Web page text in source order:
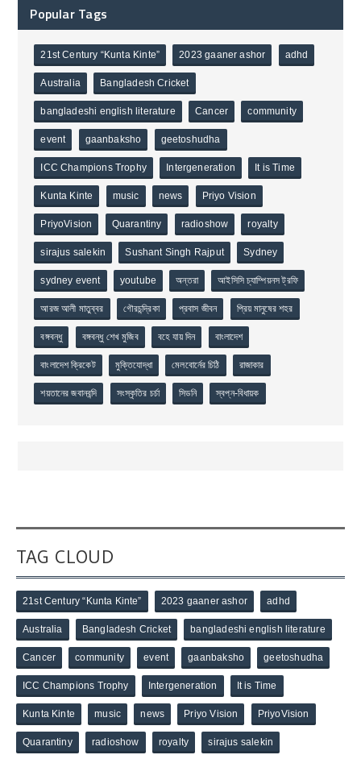
Popular Tags
21st Century “Kunta Kinte” 2023 gaaner ashor adhd
Australia Bangladesh Cricket
bangladeshi english literature Cancer community
event gaanbaksho geetoshudha
ICC Champions Trophy Intergeneration It is Time
Kunta Kinte music news Priyo Vision
PriyoVision Quarantiny radioshow royalty
sirajus salekin Sushant Singh Rajput Sydney
sydney event youtube অন্তরা আইসিসি চ্যাম্পিয়নস ট্রফি
আরজ আলী মাতুব্বর গৌরচন্দ্রিকা প্রবাস জীবন প্রিয় মানুষের শহর
বঙ্গবন্ধু বঙ্গবন্ধু শেখ মুজিব বহে যায় দিন বাংলাদেশ
বাংলাদেশ ক্রিকেট মুক্তিযোদ্ধা মেলবোর্নের চিঠি রাজাকার
শয়তানের জবানবন্দি সংস্কৃতির চর্চা সিডনি স্বপ্ন-বিধায়ক
TAG CLOUD
21st Century “Kunta Kinte” 2023 gaaner ashor adhd
Australia Bangladesh Cricket bangladeshi english literature
Cancer community event gaanbaksho geetoshudha
ICC Champions Trophy Intergeneration It is Time
Kunta Kinte music news Priyo Vision PriyoVision
Quarantiny radioshow royalty sirajus salekin